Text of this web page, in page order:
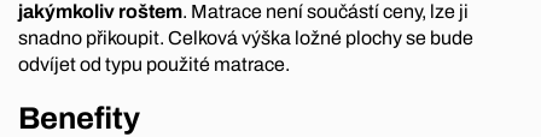
jakýmkoliv roštem. Matrace není součástí ceny, lze ji
snadno přikoupit. Celková výška ložné plochy se bude
odvíjet od typu použité matrace.
Benefity